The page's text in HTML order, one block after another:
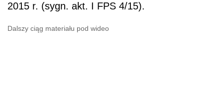
2015 r. (sygn. akt. I FPS 4/15).
Dalszy ciąg materiału pod wideo